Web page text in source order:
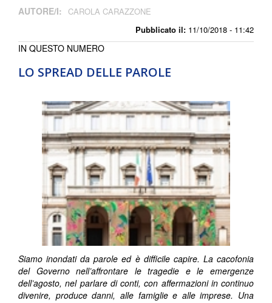
Pubblicato il: 11/10/2018 - 11:42
AUTORE/I: CAROLA CARAZZONE
LO SPREAD DELLE PAROLE
IN QUESTO NUMERO
Siamo inondati da parole ed è difficile capire. La cacofonia
del Governo nell’affrontare le tragedie e le emergenze
dell’agosto, nel parlare di conti, con affermazioni in continuo
divenire, produce danni, alle famiglie e alle imprese. Una